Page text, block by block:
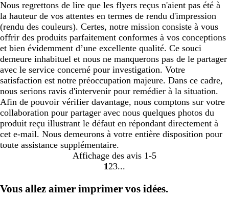
Nous regrettons de lire que les flyers reçus n'aient pas été à
la hauteur de vos attentes en termes de rendu d'impression
(rendu des couleurs). Certes, notre mission consiste à vous
offrir des produits parfaitement conformes à vos conceptions
et bien évidemment d’une excellente qualité. Ce souci
demeure inhabituel et nous ne manquerons pas de le partager
avec le service concerné pour investigation. Votre
satisfaction est notre préoccupation majeure. Dans ce cadre,
nous serions ravis d'intervenir pour remédier à la situation.
Afin de pouvoir vérifier davantage, nous comptons sur votre
collaboration pour partager avec nous quelques photos du
produit reçu illustrant le défaut en répondant directement à
cet e-mail. Nous demeurons à votre entière disposition pour
toute assistance supplémentaire.
Affichage des avis 1-5
Accéder
la
1 Accéder
la
2 Accéder
la
3
Vous allez aimer imprimer vos idées.